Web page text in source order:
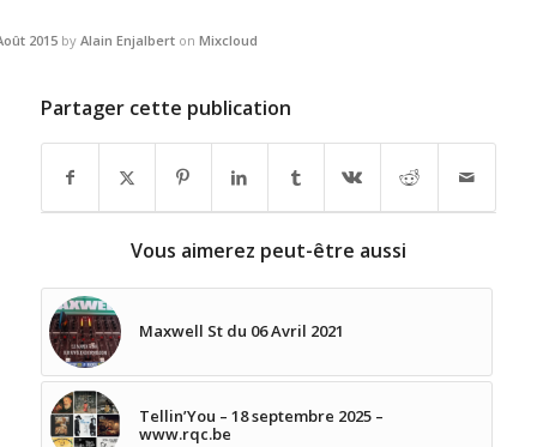
2015 by Alain Enjalbert on Mixcloud
Partager cette publication
Vous aimerez peut-être aussi
Maxwell St du 06 Avril 2021
Tellin’You – 18 septembre 2025 –
www.rqc.be